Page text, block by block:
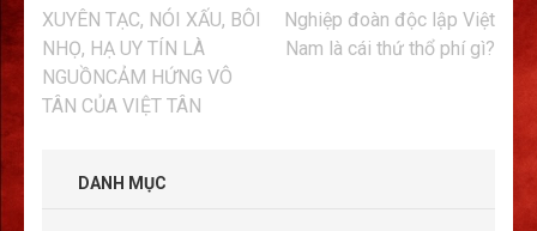
Điều
hướng
bài
viết
XUYÊN TẠC, NÓI XẤU, BÔI
NHỌ, HẠ UY TÍN LÀ
NGUỒNCẢM HỨNG VÔ
TÂN CỦA VIỆT TÂN
Nghiệp đoàn độc lập Việt
Nam là cái thứ thổ phí gì?
DANH MỤC